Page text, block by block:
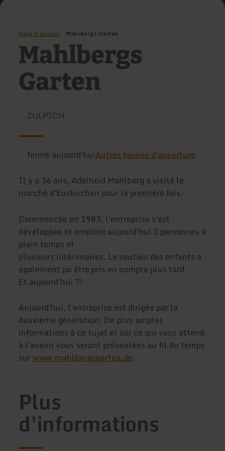
Page d'accueil Mahlbergs Garten
Mahlbergs
Garten
ZÜLPICH
fermé aujourd'huiAutres heures d'ouverture
Il y a 36 ans, Adelheid Mahlberg a visité le
marché d'Euskirchen pour la première fois.
Commencée en 1983, l'entreprise s'est
développée et emploie aujourd'hui 2 personnes à
plein temps et
plusieurs intérimaires. Le soutien des enfants a
également pu être pris en compte plus tard.
Et aujourd'hui ?!
Aujourd'hui, l'entreprise est dirigée par la
deuxième génération. De plus amples
informations à ce sujet et sur ce qui vous attend
à l'avenir vous seront présentées au fil du temps
surwww.mahlbergsgarten.de.
Plus
d'informations